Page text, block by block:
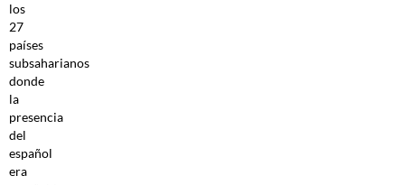
los
27
países
subsaharianos
donde
la
presencia
del
español
era